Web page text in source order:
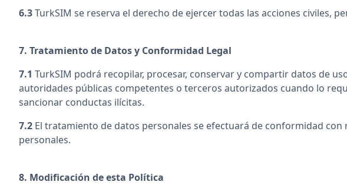
6.3TurkSIM se reserva el derecho de ejercer todas las acciones civiles,
7. Tratamiento de Datos y Conformidad Legal
7.1 TurkSIM podrá recopilar, procesar, conservar y compartir datos de
autoridades públicas competentes o terceros autorizados cuando lo
sancionar conductas ilícitas.
7.2 El tratamiento de datos personales se efectuará de conformidad
personales.
8. Modificación de esta Política